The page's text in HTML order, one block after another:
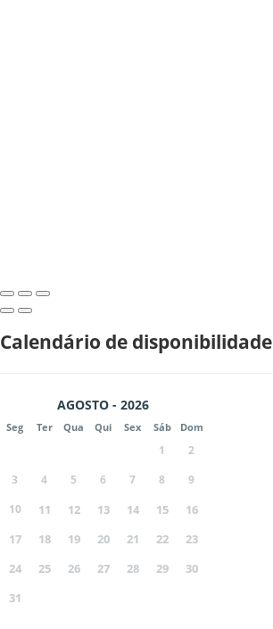
Calendário de disponibilidade
AGOSTO - 2026
Seg Ter Qua Qui Sex Sáb Dom
1
2
3
4 5 6 7 8
9
10
11 12 13 14 15
16
17
18 19 20 21 22
23
24
25 26 27 28 29
30
31